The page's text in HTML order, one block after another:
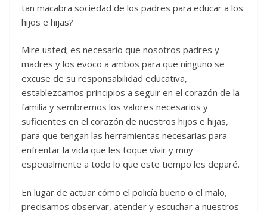
tan macabra sociedad de los padres para educar a los
hijos e hijas?
Mire usted; es necesario que nosotros padres y
madres y los evoco a ambos para que ninguno se
excuse de su responsabilidad educativa,
establezcamos principios a seguir en el corazón de la
familia y sembremos los valores necesarios y
suficientes en el corazón de nuestros hijos e hijas,
para que tengan las herramientas necesarias para
enfrentar la vida que les toque vivir y muy
especialmente a todo lo que este tiempo les deparé.
En lugar de actuar cómo el policía bueno o el malo,
precisamos observar, atender y escuchar a nuestros